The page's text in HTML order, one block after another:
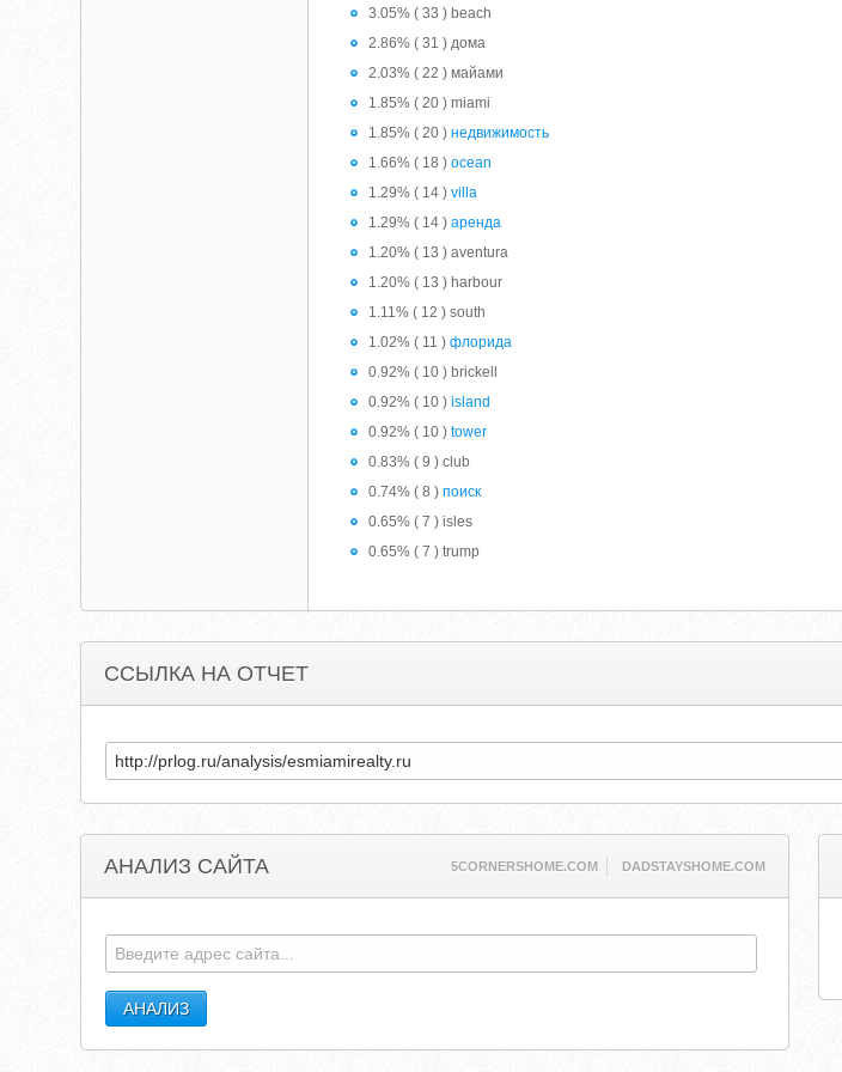
3.05% ( 33 ) beach
2.86% ( 31 ) дома
2.03% ( 22 ) майами
1.85% ( 20 ) miami
1.85% ( 20 )недвижимость
1.66% ( 18 )ocean
1.29% ( 14 )villa
1.29% ( 14 )аренда
1.20% ( 13 ) aventura
1.20% ( 13 ) harbour
1.11% ( 12 ) south
1.02% ( 11 )флорида
0.92% ( 10 ) brickell
0.92% ( 10 )island
0.92% ( 10 )tower
0.83% ( 9 ) club
0.74% ( 8 )поиск
0.65% ( 7 ) isles
0.65% ( 7 ) trump
ССЫЛКА НА ОТЧЕТ
АНАЛИЗ САЙТА 5CORNERSHOME.COM DADSTAYSHOME.COM